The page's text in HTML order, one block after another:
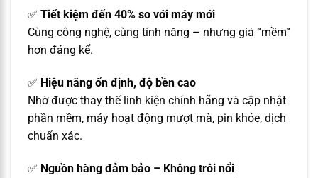
✅ Tiết kiệm đến 40% so với máy mới
Cùng công nghệ, cùng tính năng – nhưng giá “mềm”
hơn đáng kể.
✅ Hiệu năng ổn định, độ bền cao
Nhờ được thay thế linh kiện chính hãng và cập nhật
phần mềm, máy hoạt động mượt mà, pin khỏe, dịch
chuẩn xác.
✅ Nguồn hàng đảm bảo – Không trôi nổi